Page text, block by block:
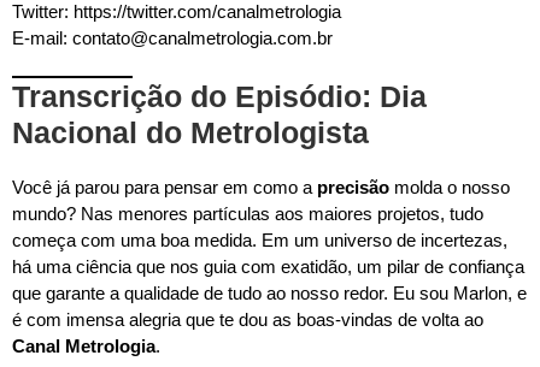
Twitter: https://twitter.com/canalmetrologia
E-mail: contato@canalmetrologia.com.br
Transcrição do Episódio: Dia
Nacional do Metrologista
Você já parou para pensar em como a precisão molda o nosso
mundo? Nas menores partículas aos maiores projetos, tudo
começa com uma boa medida. Em um universo de incertezas,
há uma ciência que nos guia com exatidão, um pilar de confiança
que garante a qualidade de tudo ao nosso redor. Eu sou Marlon, e
é com imensa alegria que te dou as boas-vindas de volta ao
Canal Metrologia.